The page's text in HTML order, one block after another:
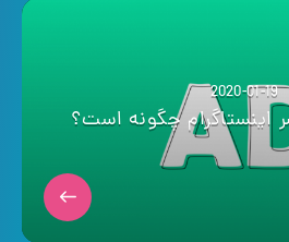
2020-01-19
اینستاگرام چگونه است؟